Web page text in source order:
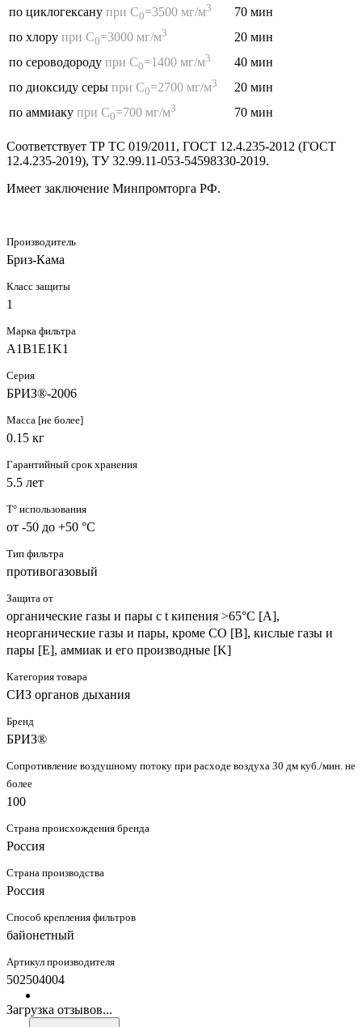
по циклогексану при С0=3500 мг/м3
70 мин
по хлору при С0=3000 мг/м3
20 мин
по сероводороду при С0=1400 мг/м3
40 мин
по диоксиду серы при С0=2700 мг/м3
20 мин
по аммиаку при С0=700 мг/м3 70 мин
Соответствует ТР ТС 019/2011, ГОСТ 12.4.235-2012 (ГОСТ
12.4.235-2019), ТУ 32.99.11-053-54598330-2019.
Имеет заключение Минпромторга РФ.
Производитель
Бриз-Кама
Класс защиты
1
Марка фильтра
A1B1E1K1
Серия
БРИЗ®-2006
Масса [не более]
0.15 кг
Гарантийный срок хранения
5.5 лет
T° использования
от -50 до +50 °C
Тип фильтра
противогазовый
Защита от
органические газы и пары с t кипения >65°C [A],
неорганические газы и пары, кроме CO [B], кислые газы и
пары [E], аммиак и его производные [K]
Категория товара
СИЗ органов дыхания
Бренд
БРИЗ®
Сопротивление воздушному потоку при расходе воздуха 30 дм куб./мин. не
более
100
Страна происхождения бренда
Россия
Страна производства
Россия
Способ крепления фильтров
байонетный
Артикул производителя
502504004
Загрузка отзывов...